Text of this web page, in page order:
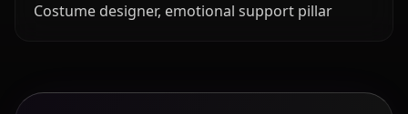
Costume designer, emotional support pillar